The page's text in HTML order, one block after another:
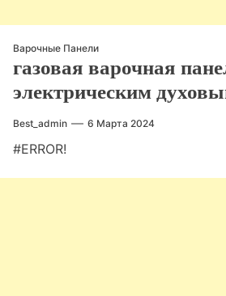
Варочные Панели
газовая варочная
электрическим
Best_admin 6 Марта 2024
#ERROR!